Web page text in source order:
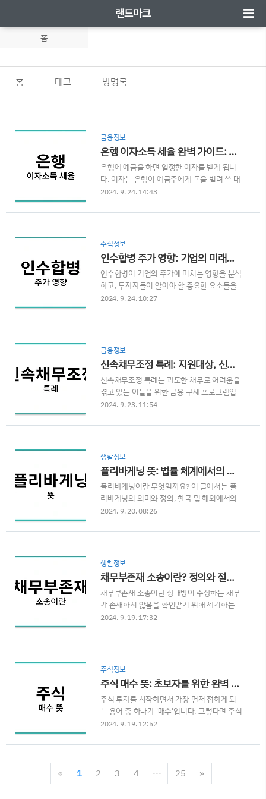
랜드마크
홈
홈 태그 방명록
금융정보
은행 이자소득 세율 완벽 가이드: 개념, 절세 방법, 주의사항까지!
은행에 예금을 하면 일정한 이자를 받게 됩니
다. 이자는 은행이 예금주에게 돈을 빌려 쓴 대
가로 지불하는 금액입니다. 많은 사람들이 이
도 세금이 부과된다는 사실을 간과하는 경우가
율'을 중심으로 이자소득세의 기본 개념, 세율
구조, 절세 방법 등을 자세히 알아보겠습니
다.1. 이자소득세란 무엇인가?이자소득세는
예금, 적금, 채권 등에서 발생하는 이자 소득에
부과되는 세금입니다. 이는 금융소득 중 하나
로, 다른 금융소득(배당소득 등)과 함께 합산되
이 연 2,000만 원을 초과할 경우, 다른 소득과
경우에는 분리과세로, 원천징수된 세금이 ..
2024. 9. 24. 14:43
주식정보
인수합병 주가 영향: 기업의 미래와 투자 전략
인수합병이 기업의 주가에 미치는 영향을 분석
하고, 투자자들이 알아야 할 중요한 요소들을
살펴봅니다. 인수합병의 기본 개념과 주식 시
결정을 내리는 데 도움을 드립니다.인수합병
다른 기업을 인수하거나 합병하는 것을 말합니
다. 이는 기업의 규모 확대, 시장 점유율 증가,
새로운 기술 확보 등 다양한 목적을 가지고 진
행됩니다. 하지만 이러한 인수합병이 이루어질
때마다 주식 시장에서는 큰 변동이 일어나며,
투자자들은 이를 통해 새로운 투자 기회를 탐
미치는 영향, 그로 인한 투자 전략, 그리고 성공
이 이러한 상황을 분석하..
2024. 9. 24. 10:27
금융정보
신속채무조정 특례: 지원대상, 신청방법 및 후기 총정리
신속채무조정 특례는 과도한 채무로 어려움을
겪고 있는 이들을 위한 금융 구제 프로그램입
니다. 이 글에서는 신속채무조정 특례의 지원
세히 안내합니다. 신속채무조정 특례 후기 및
정 특례란?신속채무조정 특례는 금융회사에
채무가 있는 과중채무자들을 대상으로 하는 채
무 조정 프로그램입니다. 이 프로그램은 연체
가 심각해지기 전에 미리 채무를 조정하여 정
상적인 금융 생활로 복귀할 수 있도록 돕는 데
그 목적이 있습니다. 금융위원회와 신용회복위
연체 상황과 경제적 어려움에 따라 다양한 혜
짧거나 아직 연체가 발생하지 않은 채무자를
대상으로 하며, ..
2024. 9. 23. 11:54
생활정보
플리바게닝 뜻: 법률 체계에서의 협상 전략
플리바게닝이란 무엇일까요? 이 글에서는 플
리바게닝의 의미와 정의, 한국 및 해외에서의
사례, 장단점, 그리고 법적 절차에 대해 깊이 있
를 한 곳에서 확인해 보세요.플리바게닝 뜻과
건에서 피고인과 검찰이 합의를 통해 형량을
감면하거나 혐의를 줄이는 협상 과정을 의미합
니다. 피고인은 자신에게 유리한 조건을 얻기
위해 유죄를 인정하며, 그 대가로 검찰은 더 가
벼운 처벌을 제시하거나 추가 기소를 포기합니
다. 이 과정은 주로 사법 시스템의 효율성을 높
도록 돕는 역할을 합니다.플리바게닝은 주로
을 비롯한 다른 나라에서도 관심을 받고 ..
2024. 9. 20. 08:26
생활정보
채무부존재 소송이란? 정의와 절차에 대한 완벽 가이드
채무부존재 소송이란 상대방이 주장하는 채무
가 존재하지 않음을 확인받기 위해 제기하는
소송을 말합니다. 흔히 채권자가 채무자에게
의무가 존재한다고 주장할 때, 채무자는 실제
로 분쟁 해결을 위해 채무부존재 확인 소송을
제기할 수 있습니다.1. 채무부존재 소송의 정
의와 필요성채무부존재 소송이란 쉽게 말해
‘채무가 존재하지 않음을 확인해 달라’는 내용
의 소송입니다. 일반적으로 채권자가 채무자에
게 돈을 빌렸다고 주장하거나, 특정 계약에 따
자는 실제로 그러한 채무가 존재하지 않음을
은 주로 다음과 같은 상황에서 필요합니다:잘
못된 청구: 채권..
2024. 9. 19. 17:32
주식정보
주식 매수 뜻: 초보자를 위한 완벽 가이드
주식 투자를 시작하면서 가장 먼저 접하게 되
는 용어 중 하나가 '매수'입니다. 그렇다면 주식
매수 뜻은 정확히 무엇일까요? 주식 매수는 기
투자자가 특정 회사의 주식을 구매하여 그 회
다. 이번 글에서는 주식 매수의 기본 개념부터
매수 시 주의할 점, 그리고 성공적인 매수를 위
2024. 9. 19. 12:52
« 1 2 3 4 ··· 25 »